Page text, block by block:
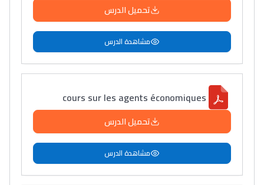
تحميل الدرس
مشاهدة الدرس
cours sur les agents économiques
تحميل الدرس
مشاهدة الدرس